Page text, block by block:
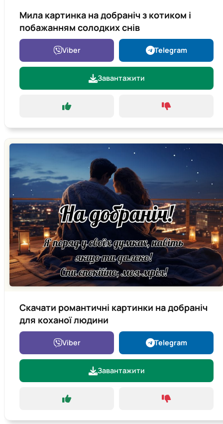
Мила картинка на добраніч з котиком і
побажанням солодких снів
Viber Telegram
Завантажити
Скачати романтичні картинки на добраніч
для коханої людини
Viber Telegram
Завантажити